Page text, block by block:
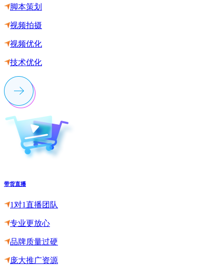
脚本策划
视频拍摄
视频优化
技术优化
带货直播
1对1直播团队
专业更放心
品牌质量过硬
庞大推广资源